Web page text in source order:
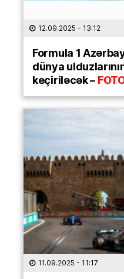
12.09.2025 - 13:12
Formula 1
dünya
keçiriləcək –
11.09.2025 - 11:17